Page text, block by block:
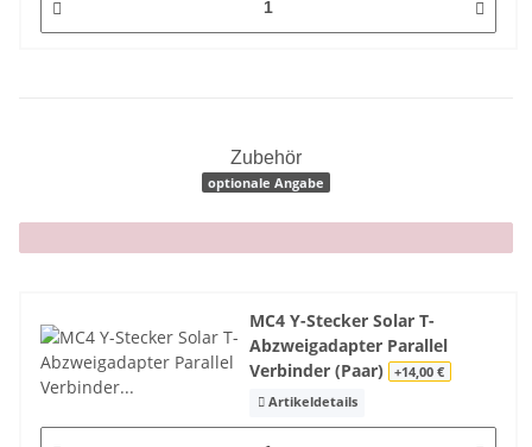
Zubehör
optionale Angabe
x
MC4 Y-Stecker Solar T-
Abzweigadapter Parallel
Verbinder (Paar) +14,00 €
Artikeldetails